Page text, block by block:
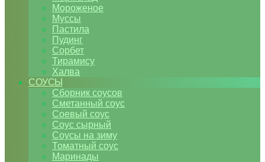
Мороженое
Муссы
Пастила
Пудинг
Сорбет
Тирамису
Халва
СОУСЫ
Сборник соусов
Сметанный соус
Соевый соус
Соус сырный
Соусы на зиму
Томатный соус
Маринады